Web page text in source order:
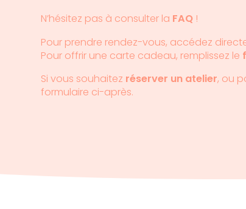
N’hésitez pas à consulter la FAQ !
Pour prendre rendez-vous, accédez
Pour offrir une carte cadeau, remplissez le
Si vous souhaitez réserver un atelier, ou
formulaire ci-après.